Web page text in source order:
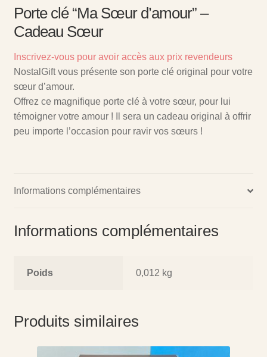
Porte clé “Ma Sœur d’amour” –
Cadeau Sœur
Inscrivez-vous pour avoir accès aux prix revendeurs
NostalGift vous présente son porte clé original pour votre
sœur d’amour.
Offrez ce magnifique porte clé à votre sœur, pour lui
témoigner votre amour ! Il sera un cadeau original à offrir
peu importe l’occasion pour ravir vos sœurs !
Informations complémentaires
Informations complémentaires
Poids 0,012 kg
Produits similaires